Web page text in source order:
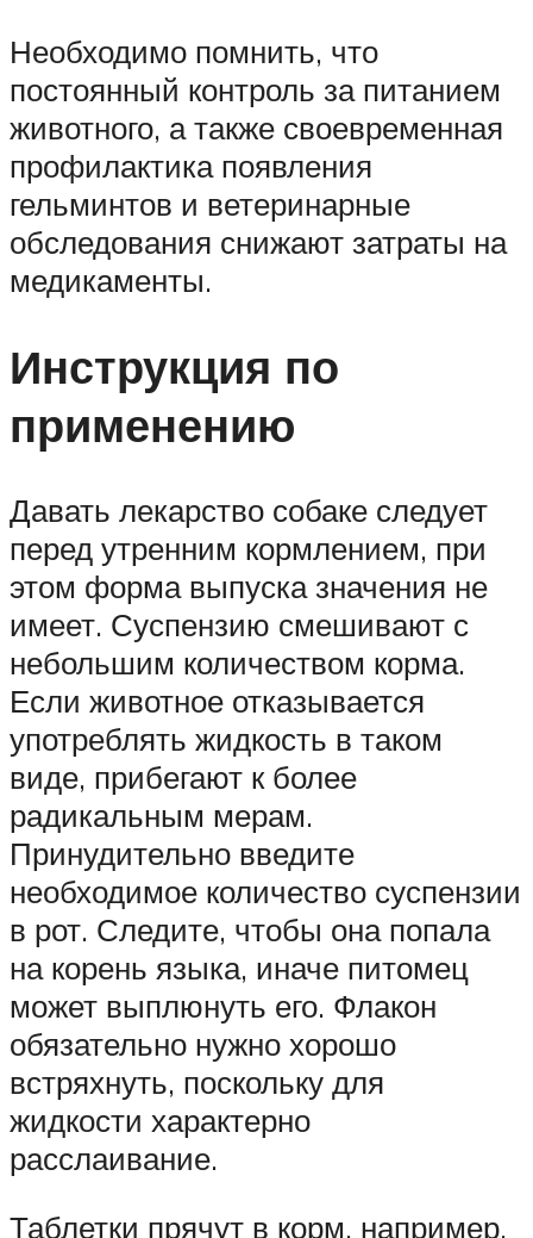
Необходимо помнить, что
постоянный контроль за питанием
животного, а также своевременная
профилактика появления
гельминтов и ветеринарные
обследования снижают затраты на
медикаменты.
Инструкция по
применению
Давать лекарство собаке следует
перед утренним кормлением, при
этом форма выпуска значения не
имеет. Суспензию смешивают с
небольшим количеством корма.
Если животное отказывается
употреблять жидкость в таком
виде, прибегают к более
радикальным мерам.
Принудительно введите
необходимое количество суспензии
в рот. Следите, чтобы она попала
на корень языка, иначе питомец
может выплюнуть его. Флакон
обязательно нужно хорошо
встряхнуть, поскольку для
жидкости характерно
расслаивание.
Таблетки прячут в корм, например,